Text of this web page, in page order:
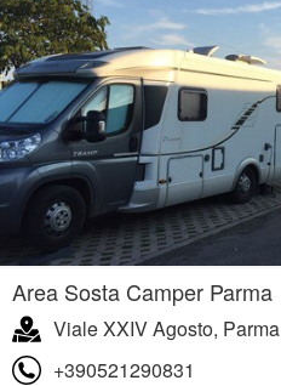
Area Sosta Camper Parma
Viale XXIV Agosto, Parma
+390521290831